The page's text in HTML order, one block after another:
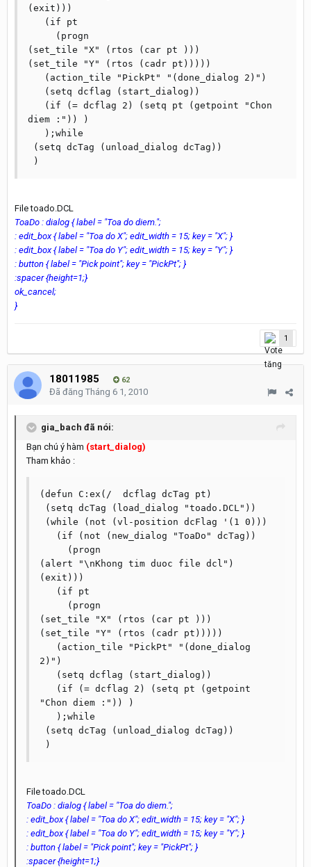
(exit)))
(set_tile "X" (rtos (car pt )))
(set_tile "Y" (rtos (cadr pt)))))
diem :")) )
)
File toado.DCL
ToaDo : dialog { label = "Toa do diem.";
: edit_box { label = "Toa do X"; edit_width = 15; key = "X"; }
: edit_box { label = "Toa do Y"; edit_width = 15; key = "Y"; }
: button { label = "Pick point"; key = "PickPt"; }
:spacer {height=1;}
ok_cancel;
}
1
18011985 62
Đã đăng Tháng 6 1, 2010
gia_bach đã nói:
Bạn chú ý hàm (start_dialog)
Tham khảo :
(defun C:ex(/  dcflag dcTag pt)
(alert "\nKhong tim duoc file dcl")
(exit)))
(set_tile "X" (rtos (car pt )))
(set_tile "Y" (rtos (cadr pt)))))
2)")
"Chon diem :")) )
)
File toado.DCL
ToaDo : dialog { label = "Toa do diem.";
: edit_box { label = "Toa do X"; edit_width = 15; key = "X"; }
: edit_box { label = "Toa do Y"; edit_width = 15; key = "Y"; }
: button { label = "Pick point"; key = "PickPt"; }
:spacer {height=1;}